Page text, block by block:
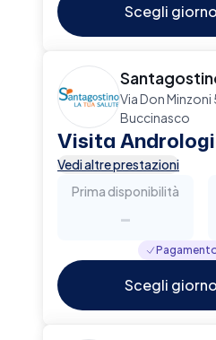
Scegli
Via Don
Buccinasco
Visita
Vedi altre prestazioni
Prima disponibilità
-
Scegli